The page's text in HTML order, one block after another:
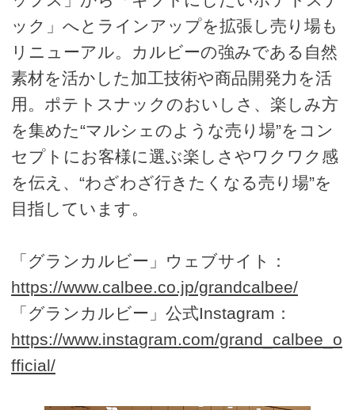
ック」へとラインアップを拡張し売り場も
リニューアル。カルビーの強みである自然
素材を活かした加工技術や商品開発力を活
用。ポテトスナックのおいしさ、楽しみ方
を集めた“マルシェのような売り場”をコン
セプトにお客様に選ぶ楽しさやワクワク感
を伝え、“わざわざ行きたくなる売り場”を
目指しています。
「グランカルビー」ウェブサイト：
https://www.calbee.co.jp/grandcalbee/
「グランカルビー」公式Instagram：
https://www.instagram.com/grand_calbee_o
fficial/